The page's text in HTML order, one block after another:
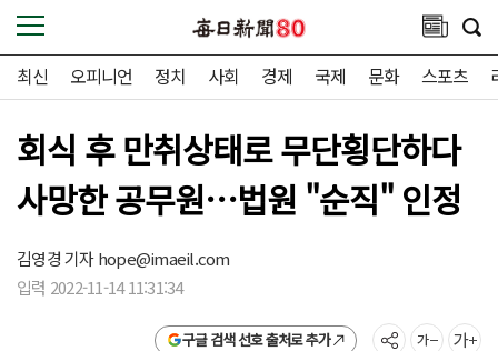
최신 오피니언 정치 사회 경제 국제 문화 스포츠
회식 후 만취상태로 무단횡단하다
사망한 공무원…법원 "순직" 인정
김영경 기자hope@imaeil.com
입력 2022-11-14 11:31:34
구글 검색 선호 출처로 추가